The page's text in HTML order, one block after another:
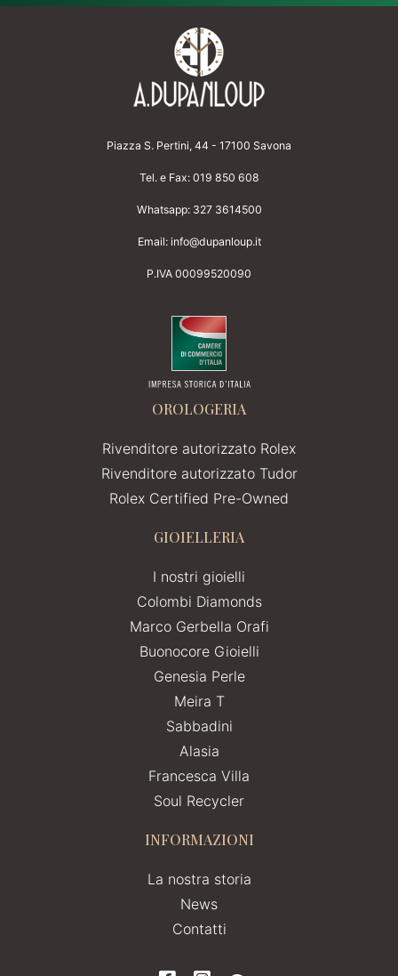
Piazza S. Pertini, 44 - 17100 Savona
Tel. e Fax: 019 850 608
Whatsapp: 327 3614500
Email: info@dupanloup.it
P.IVA 00099520090
OROLOGERIA
Rivenditore autorizzato Rolex
Rivenditore autorizzato Tudor
Rolex Certified Pre-Owned
GIOIELLERIA
I nostri gioielli
Colombi Diamonds
Marco Gerbella Orafi
Buonocore Gioielli
Genesia Perle
Meira T
Sabbadini
Alasia
Francesca Villa
Soul Recycler
INFORMAZIONI
La nostra storia
News
Contatti